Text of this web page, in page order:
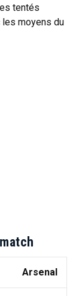
tentés
les moyens du
Arsenal